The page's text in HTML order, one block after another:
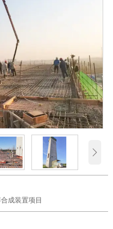

成装置项目